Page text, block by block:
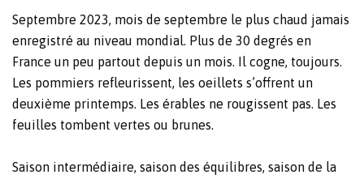
Septembre 2023, mois de septembre le plus chaud jamais
enregistré au niveau mondial. Plus de 30 degrés en
France un peu partout depuis un mois. Il cogne, toujours.
Les pommiers refleurissent, les oeillets s’offrent un
deuxième printemps. Les érables ne rougissent pas. Les
feuilles tombent vertes ou brunes.
Saison intermédiaire, saison des équilibres, saison de la